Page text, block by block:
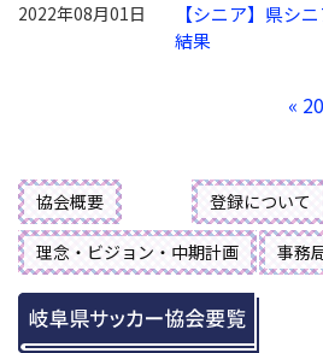
2022年08月01日
【シニア】県シ
結果
«
協会概要 登録について
理念・ビジョン・中期計画 事務